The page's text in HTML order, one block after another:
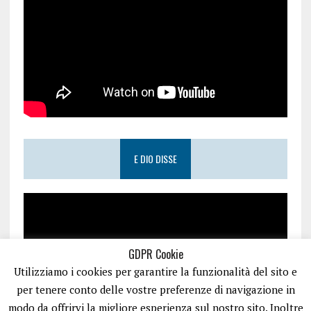
E DIO DISSE
GDPR Cookie
Utilizziamo i cookies per garantire la funzionalità del sito e
per tenere conto delle vostre preferenze di navigazione in
modo da offrirvi la migliore esperienza sul nostro sito. Inoltre